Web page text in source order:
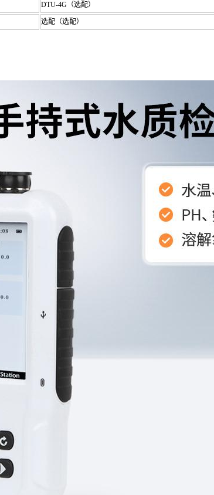
DTU-4G（选配）
选配（选配）